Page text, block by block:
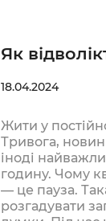
Як
18.04.2024
Жити у
Тривога,
іноді
годину. Чому
— це пауза.
розгадувати